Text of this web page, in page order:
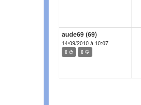
aude69 (69)
14/09/2010 à 10:07
0 0